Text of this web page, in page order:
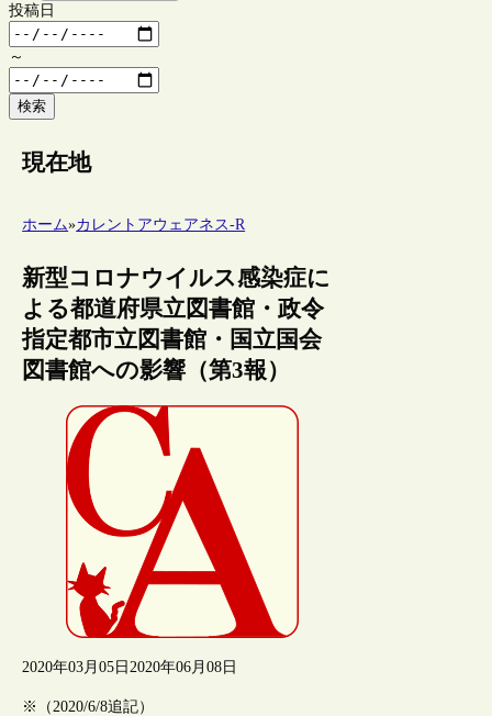
投稿日
～
検索
現在地
ホーム»カレントアウェアネス-R
新型コロナウイルス感染症に
よる都道府県立図書館・政令
指定都市立図書館・国立国会
図書館への影響（第3報）
2020年03月05日 2020年06月08日
※（2020/6/8追記）